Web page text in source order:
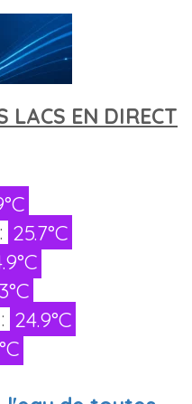
LACS EN DIRECT
25.7°C
24.9°C